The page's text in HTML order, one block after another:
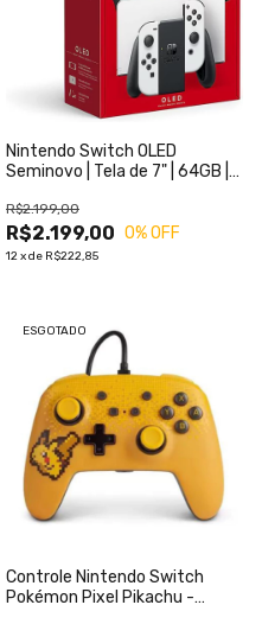
Nintendo Switch OLED
Seminovo | Tela de 7" | 64GB |
R$2.199,00
R$2.199,00
0% OFF
12xde R$222,85
ESGOTADO
Controle Nintendo Switch
Pokémon Pixel Pikachu -